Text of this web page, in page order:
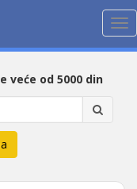
veće od 5000 din